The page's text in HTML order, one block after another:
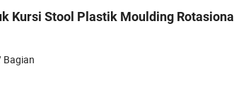
Kursi Stool Plastik Moulding Rotasional
Bagian